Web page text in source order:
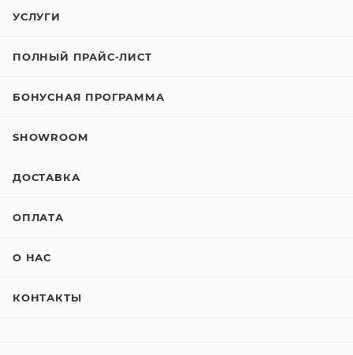
УСЛУГИ
ПОЛНЫЙ ПРАЙС-ЛИСТ
БОНУСНАЯ ПРОГРАММА
SHOWROOM
ДОСТАВКА
ОПЛАТА
О НАС
КОНТАКТЫ